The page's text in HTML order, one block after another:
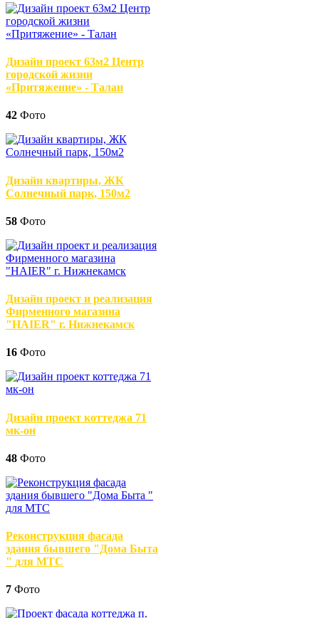
Дизайн проект 63м2 Центр
городской жизни
«Притяжение» - Талан
42 Фото
Дизайн квартиры, ЖК
Солнечный парк, 150м2
58 Фото
Дизайн проект и реализация
Фирменного магазина
"HAIER" г. Нижнекамск
16 Фото
Дизайн проект коттеджа 71
мк-он
48 Фото
Реконструкция фасада
здания бывшего "Дома Быта
" для МТС
7 Фото